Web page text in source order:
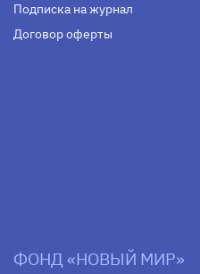
Подписка на журнал
Договор оферты
ФОНД «НОВЫЙ МИР»